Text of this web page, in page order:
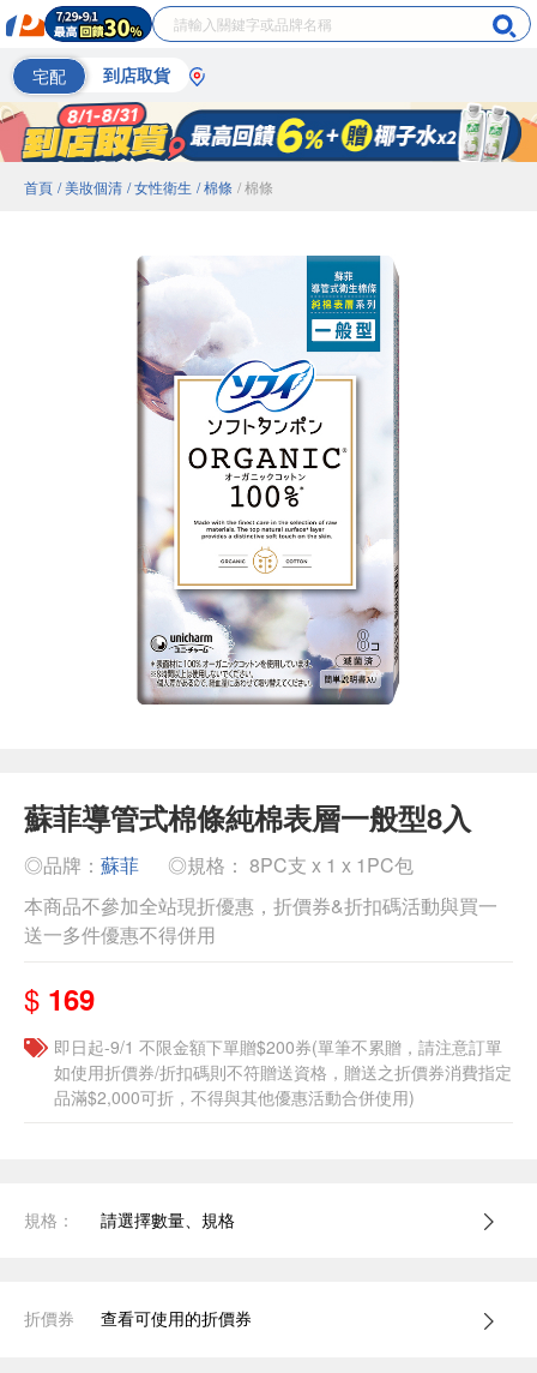
宅配 到店取貨
首頁 / 美妝個清 / 女性衛生 / 棉條 / 棉條
蘇菲導管式棉條純棉表層一般型8入
◎品牌： 蘇菲
◎規格： 8PC支 x 1 x 1PC包
本商品不參加全站現折優惠，折價券&折扣碼活動與買一
送一多件優惠不得併用
$ 169
即日起-9/1 不限金額下單贈$200券(單筆不累贈，請注意訂單
如使用折價券/折扣碼則不符贈送資格，贈送之折價券消費指定
品滿$2,000可折，不得與其他優惠活動合併使用)
規格： 請選擇數量、規格
折價券 查看可使用的折價券